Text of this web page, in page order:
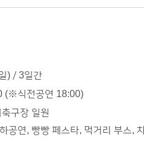
) / 3일간
(※식전공연 18:00)
구장 일원
공연, 빵빵 페스타, 먹거리 부스,